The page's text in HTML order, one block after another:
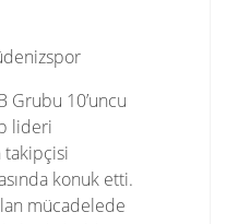
Grubu 10’uncu
lideri
takipçisi
konuk etti.
mücadelede